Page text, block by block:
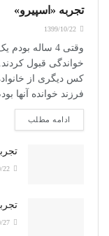
تجربه «اسپیرو»
وقتی 4 ساله
خواندگی قبول
کس دیگری از
فرزند خوانده آنها
ادامه مطلب